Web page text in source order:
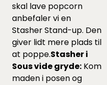
skal lave popcorn
anbefaler vi en
Stasher Stand-up. Den
giver lidt mere plads til
at poppe.Stasher i
Sous vide gryde: Kom
maden i posen og